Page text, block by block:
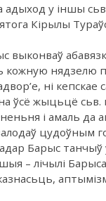
у іншы
Кірылы
выконваў
кожную
ні кепскае
ўсё жыцьцё сьв.
і амаль да
цудоўным
Барыс танчыў
– лічылі